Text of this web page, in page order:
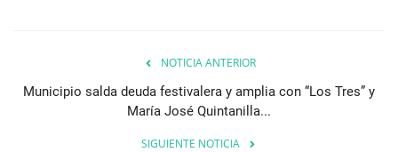
NOTICIA ANTERIOR
Municipio salda deuda festivalera y amplia con “Los Tres” y
María José Quintanilla...
SIGUIENTE NOTICIA